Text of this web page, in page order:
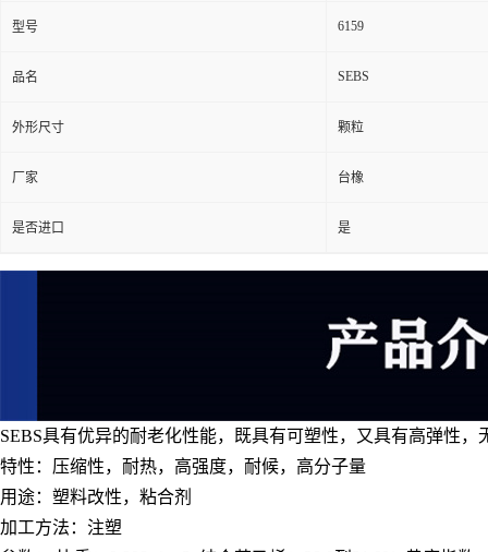
品名 SEBS
外形尺寸 颗粒
厂家 台橡
是否进口 是
特性：压缩性，耐热，高强度，耐候，高分子量
用途：塑料改性，粘合剂
加工方法：注塑
参数： 比重：0.908g/cm3 结合苯乙烯：28.0到31.0% 黄度指数